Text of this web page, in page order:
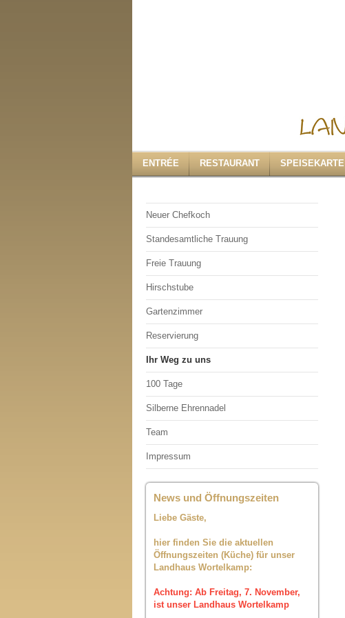
ENTRÉE RESTAURANT SPEISEKARTE
Neuer Chefkoch
Standesamtliche Trauung
Freie Trauung
Hirschstube
Gartenzimmer
Reservierung
Ihr Weg zu uns
100 Tage
Silberne Ehrennadel
Team
Impressum
News und Öffnungszeiten
Liebe Gäste,
hier finden Sie die aktuellen
Öffnungszeiten (Küche) für unser
Landhaus Wortelkamp:
Achtung: Ab Freitag, 7. November,
ist unser Landhaus Wortelkamp